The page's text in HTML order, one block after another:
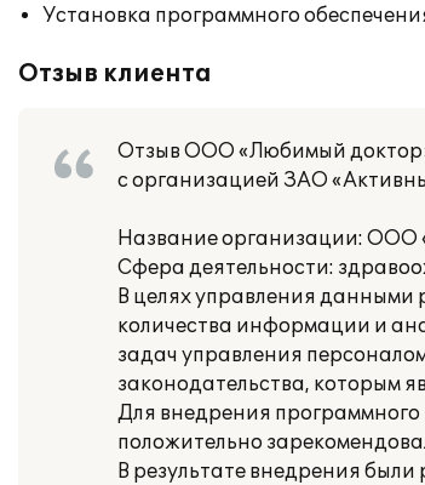
Установка программного
Отзыв клиента
Отзыв ООО «Любимый
с организацией ЗАО
Название организации: ООО
Сфера деятельности:
В целях управления данными
количества информации и
задач управления
законодательства, которым
Для внедрения
положительно
В результате внедрения